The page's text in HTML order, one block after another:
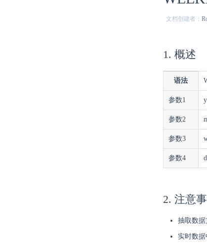
文档创建者：
1. 概述
语法
参数1
参数2
参数3
参数4
2. 注意
抽取数据
实时数据